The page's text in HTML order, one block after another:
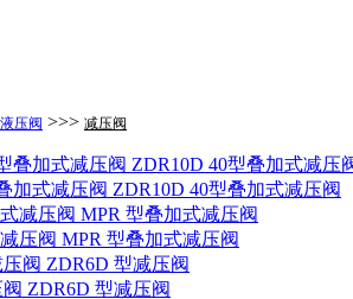
液压阀 >>> 减压阀
加式减压阀 ZDR10D 40型叠加式减压阀
压阀 MPR 型叠加式减压阀
ZDR6D 型减压阀